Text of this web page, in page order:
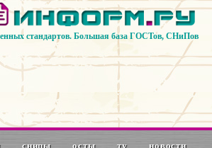
стандартов. Большая база ГОСТов, СНиПов
снипы осты ту новости